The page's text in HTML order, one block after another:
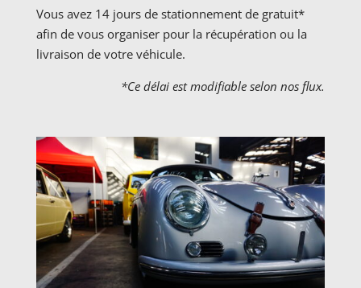
Vous avez 14 jours de stationnement de gratuit*
afin de vous organiser pour la récupération ou la
livraison de votre véhicule.
*Ce délai est modifiable selon nos flux.